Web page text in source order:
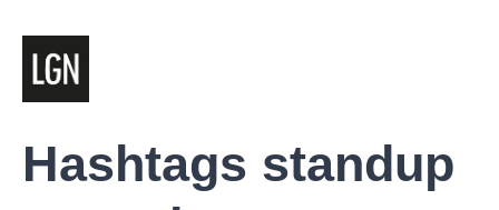
Hashtags standup